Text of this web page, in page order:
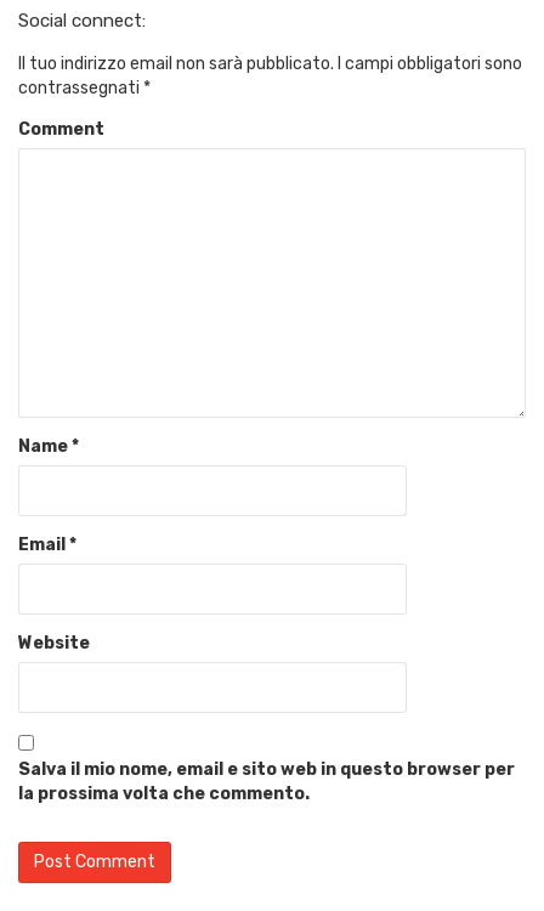
Social connect:
Il tuo indirizzo email non sarà pubblicato. I campi obbligatori sono
contrassegnati *
Comment
Name*
Email*
Website
Salva il mio nome, email e sito web in questo browser per
la prossima volta che commento.